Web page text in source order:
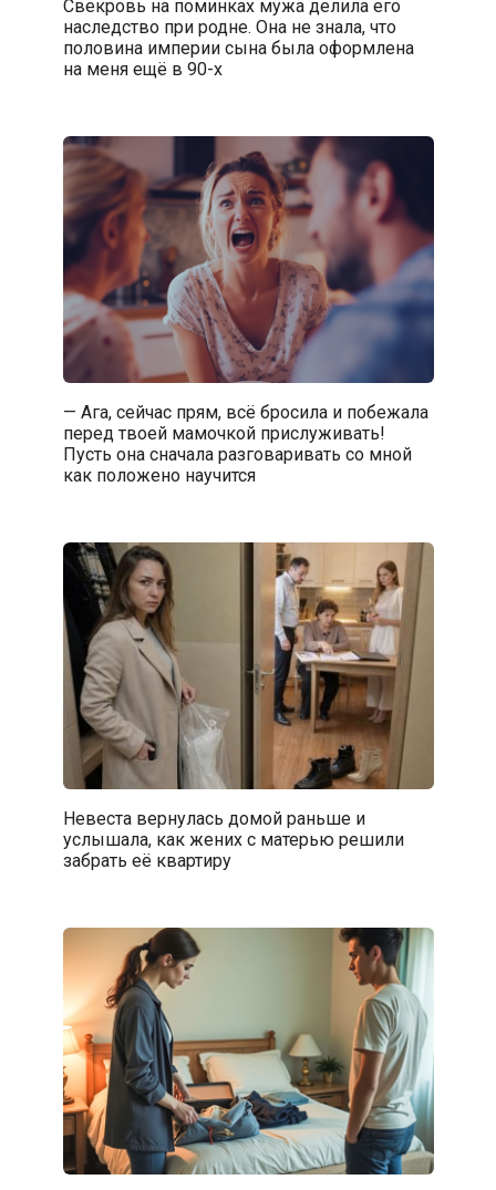
Свекровь на поминках мужа делила его
наследство при родне. Она не знала, что
половина империи сына была оформлена
на меня ещё в 90-х
— Ага, сейчас прям, всё бросила и побежала
перед твоей мамочкой прислуживать!
Пусть она сначала разговаривать со мной
как положено научится
Невеста вернулась домой раньше и
услышала, как жених с матерью решили
забрать её квартиру